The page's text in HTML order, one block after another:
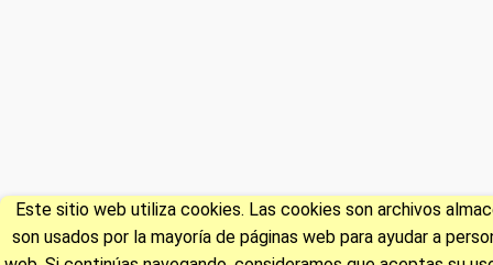
Este sitio web utiliza cookies. Las cookies son archivos
son usados por la mayoría de páginas web para ayudar a